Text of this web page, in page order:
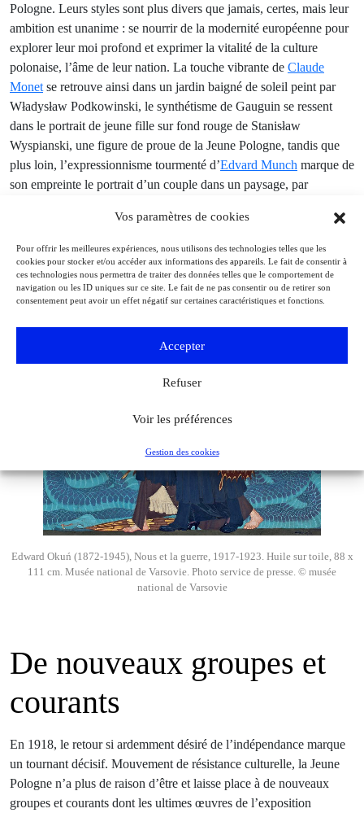
Vos paramètres de cookies
Pour offrir les meilleures expériences, nous utilisons des technologies telles que les
cookies pour stocker et/ou accéder aux informations des appareils. Le fait de consentir à
ces technologies nous permettra de traiter des données telles que le comportement de
navigation ou les ID uniques sur ce site. Le fait de ne pas consentir ou de retirer son
consentement peut avoir un effet négatif sur certaines caractéristiques et fonctions.
Accepter
Refuser
Voir les préférences
Gestion des cookies
Pologne. Leurs styles sont plus divers que jamais, certes, mais leur
ambition est unanime : se nourrir de la modernité européenne pour
explorer leur moi profond et exprimer la vitalité de la culture
polonaise, l’âme de leur nation. La touche vibrante de Claude
Monet se retrouve ainsi dans un jardin baigné de soleil peint par
Władysław Podkowinski, le synthétisme de ­Gauguin se ressent
dans le portrait de jeune fille sur fond rouge de Stanisław
Wyspianski, une figure de proue de la Jeune Pologne, tandis que
plus loin, l’expressionnisme tourmenté d’Edvard Munch marque de
son empreinte le portrait d’un couple dans un paysage, par
chef de file du symbolisme polonais, le singulier Jacek Malczewski
qui fait l’objet d’une section spécifique brouille les pistes en
entremêlant poésie romantique, mythologie classique et martyres
polonais dans des toiles ambitieuses et souvent autobiographies.
Edward Okuń (1872-1945), Nous et la guerre, 1917-1923. Huile sur toile, 88 x
111 cm. Musée national de Varsovie. Photo service de presse. © musée
national de Varsovie
De nouveaux groupes et
courants
En 1918, le retour si ardemment désiré de l’indépendance marque
un tournant décisif. Mouvement de résistance culturelle, la Jeune
Pologne n’a plus de raison d’être et laisse place à de nouveaux
groupes et courants dont les ultimes œuvres de l’exposition